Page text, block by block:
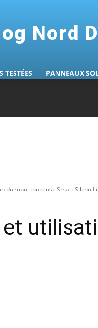
Nord
TESTÉES PANNEAUX
du robot tondeuse Smart Sileno